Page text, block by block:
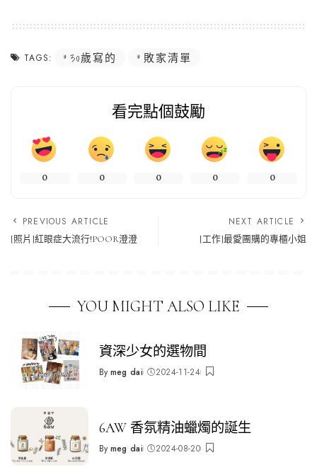
TAGS: 30歲寫的 敗家清單
看完點個鼓勵
0 0 0 0 0
PREVIOUS ARTICLE
[照片]紅眼症大流行!POOR澄澄
NEXT ARTICLE
[工作]最愛團購的專櫃小姐
YOU MIGHT ALSO LIKE
資深少女的選物間
Posted
By meg dai 2024-11-24
6AW 香氛精油蠟燭的誕生
Posted
By meg dai 2024-08-20